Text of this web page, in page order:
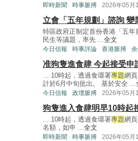
即時新聞 時事脈搏 2026年05月
立會「五年規劃」諮詢 變
特區政府正制定首份香港「五
民生等議題，率先 ...全文
今日信報 時事評論 香港脈搏
准狗隻進食肆 今起接受申
... 10時起，透過食環署專題網
計於6月中旬批出。 基於安全 ...
今日信報 政壇脈搏 2026年05月
狗隻進入食肆明早10時起
... 10時起，透過食環署專題網
名額，如申 ...全文
即時新聞 時事脈搏 2026年05月